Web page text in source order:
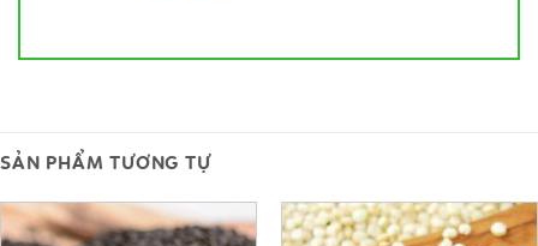
SẢN PHẨM TƯƠNG TỰ